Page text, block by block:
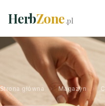
HerbZone.pl
Strona główna › Magazyn ›